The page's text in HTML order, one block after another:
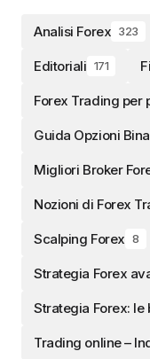
Analisi Forex 323
Editoriali 171
Forex Trading per
Guida Opzioni
Migliori Broker
Nozioni di Forex
Scalping Forex 8
Strategia Forex
Strategia Forex: le
Trading online –